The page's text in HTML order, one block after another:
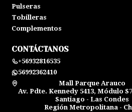
Pulseras
Tobilleras
Complementos
CONTÁCTANOS
+56932816535
56992362410
Mall Parque Arauco
Av. Pdte. Kennedy 5413, Módulo
Santiago - Las Condes
Región Metropolitana -